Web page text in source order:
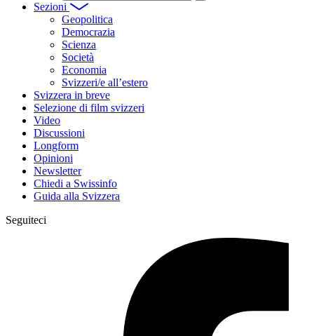
Sezioni
Geopolitica
Democrazia
Scienza
Società
Economia
Svizzeri/e all’estero
Svizzera in breve
Selezione di film svizzeri
Video
Discussioni
Longform
Opinioni
Newsletter
Chiedi a Swissinfo
Guida alla Svizzera
Seguiteci